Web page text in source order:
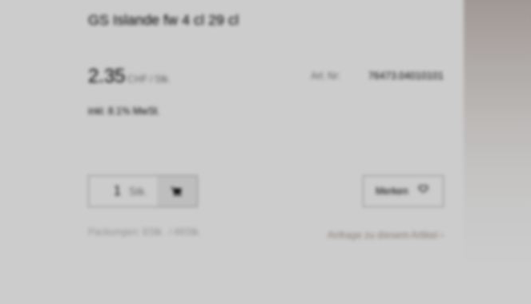
GS Islande fw 4 cl 29 cl
2.35 / Stk.
inkl. 8.1% MwSt.
76473.04010101
Stk. Merken
Anfrage zu diesem Artikel ›